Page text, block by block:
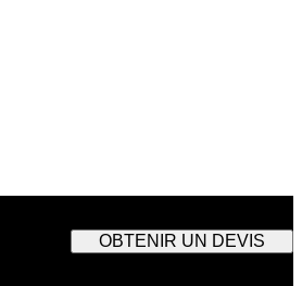
OBTENIR UN DEVIS